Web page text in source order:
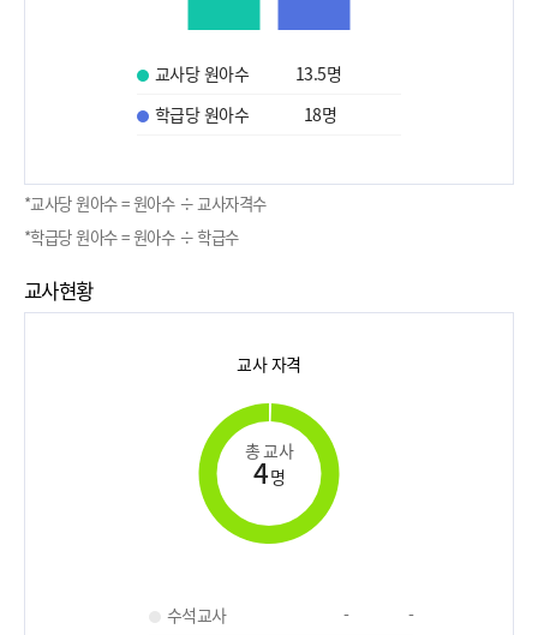
교사당 원아수 13.5명
학급당 원아수
18명
*교사당 원아수 = 원아수 ÷ 교사자격수
*학급당 원아수 = 원아수 ÷ 학급수
교사현황
교사 자격
총 교사
4명
수석교사 -
-